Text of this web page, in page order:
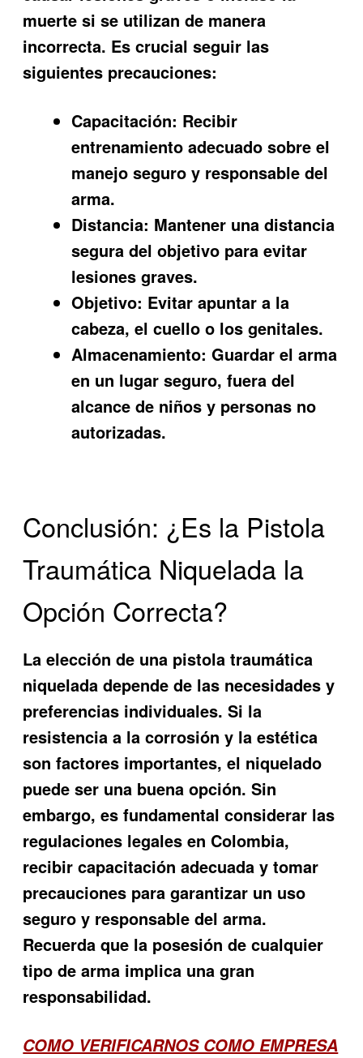
muerte si se utilizan de manera
incorrecta. Es crucial seguir las
siguientes precauciones:
Capacitación: Recibir
entrenamiento adecuado sobre el
manejo seguro y responsable del
arma.
Distancia: Mantener una distancia
segura del objetivo para evitar
lesiones graves.
Objetivo: Evitar apuntar a la
cabeza, el cuello o los genitales.
Almacenamiento: Guardar el arma
en un lugar seguro, fuera del
alcance de niños y personas no
autorizadas.
Conclusión: ¿Es la Pistola
Traumática Niquelada la
Opción Correcta?
La elección de una pistola traumática
niquelada depende de las necesidades y
preferencias individuales. Si la
resistencia a la corrosión y la estética
son factores importantes, el niquelado
puede ser una buena opción. Sin
embargo, es fundamental considerar las
regulaciones legales en Colombia,
recibir capacitación adecuada y tomar
precauciones para garantizar un uso
seguro y responsable del arma.
Recuerda que la posesión de cualquier
tipo de arma implica una gran
responsabilidad.
COMO VERIFICARNOS COMO EMPRESA